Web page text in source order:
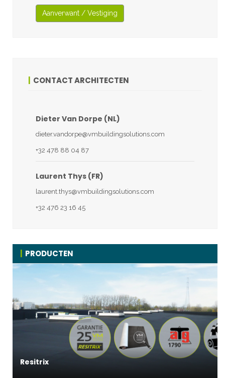
Aanverwant / Vestiging
CONTACT ARCHITECTEN
Dieter Van Dorpe (NL)
dieter.vandorpe@vmbuildingsolutions.com
+32 478 88 04 87
Laurent Thys (FR)
laurent.thys@vmbuildingsolutions.com
+32 476 23 16 45
PRODUCTEN
Resitrix